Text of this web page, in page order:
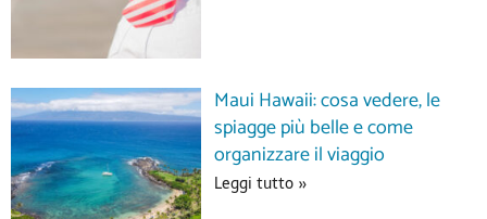
Maui Hawaii: cosa vedere, le
spiagge più belle e come
organizzare il viaggio
Leggi tutto »